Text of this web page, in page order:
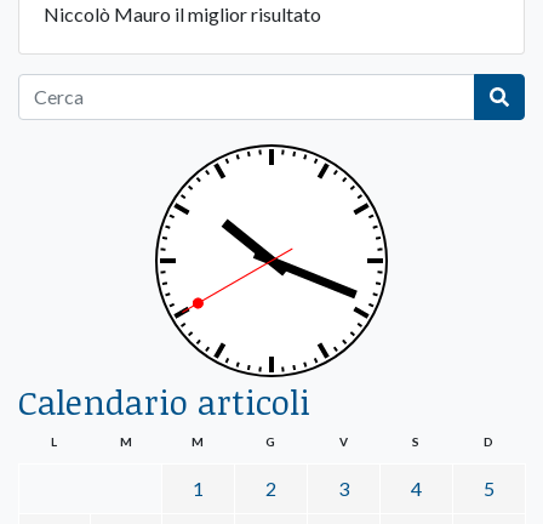
Niccolò Mauro il miglior risultato
Calendario articoli
L M M G V S D
1 2 3 4 5